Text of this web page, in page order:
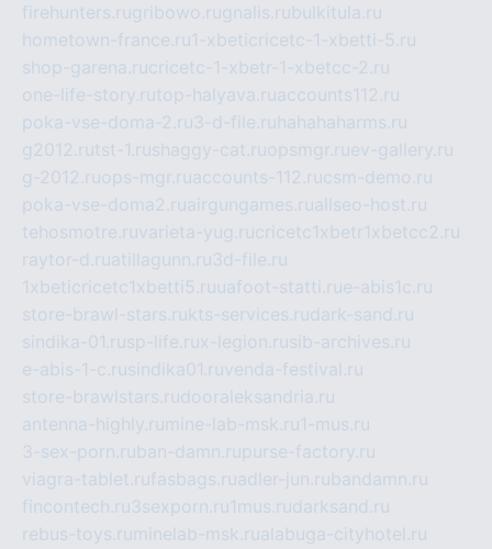
firehunters.rugribowo.rugnalis.rubulkitula.ru
hometown-france.ru1-xbeticricetc-1-xbetti-5.ru
shop-garena.rucricetc-1-xbetr-1-xbetcc-2.ru
one-life-story.rutop-halyava.ruaccounts112.ru
poka-vse-doma-2.ru3-d-file.ru hahahaharms.ru
g2012.rutst-1.rushaggy-cat.ruopsmgr.ruev-gallery.ru
g-2012.ruops-mgr.ruaccounts-112.rucsm-demo.ru
poka-vse-doma2.ruairgungames.ruallseo-host.ru
tehosmotre.ruvarieta-yug.rucricetc1xbetr1xbetcc2.ru
raytor-d.ruatillagunn.ru3d-file.ru
1xbeticricetc1xbetti5.ruuafoot-statti.rue-abis1c.ru
store-brawl-stars.rukts-services.rudark-sand.ru
sindika-01.rusp-life.rux-legion.rusib-archives.ru
e-abis-1-c.rusindika01.ruvenda-festival.ru
store-brawlstars.rudooraleksandria.ru
antenna-highly.ru mine-lab-msk.ru1-mus.ru
3-sex-porn.ruban-damn.rupurse-factory.ru
viagra-tablet.rufasbags.ruadler-jun.rubandamn.ru
fincontech.ru3sexporn.ru1mus.rudarksand.ru
rebus-toys.ru minelab-msk.rualabuga-cityhotel.ru